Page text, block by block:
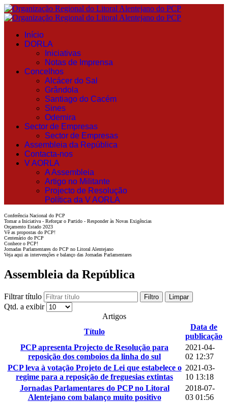
Início
DORLA
Iniciativas
Notas de Imprensa
Concelhos
Alcácer do Sal
Grândola
Santiago do Cacém
Sines
Odemira
Sector de Empresas
Sector de Empresas
Assembleia da República
Contacta-nos
V AORLA
A Assembleia
Artigo no Militante
Projecto de Resolução
Política da V AORLA
Conferência Nacional do PCP
Tomar a Iniciativa - Reforçar o Partido - Responder às Novas Exigências
Orçamento Estado 2023
Vê as propostas do PCP!
Centenário do PCP
Conhece o PCP!
Jornadas Parlamentares do PCP no Litoral Alentejano
Veja aqui as intervenções e balanço das Jornadas Parlamentares
Assembleia da República
Filtrar título Filtro Limpar
Qtd. a exibir
Artigos
Título
Data de
publicação
PCP apresenta Projecto de Resolução para
reposição dos comboios da linha do sul
2021-04-
02 12:37
PCP leva à votação Projeto de Lei que estabelece o
regime para a reposição de freguesias extintas
2021-03-
10 13:18
Jornadas Parlamentares do PCP no Litoral
Alentejano com balanço muito positivo
2018-07-
03 01:56